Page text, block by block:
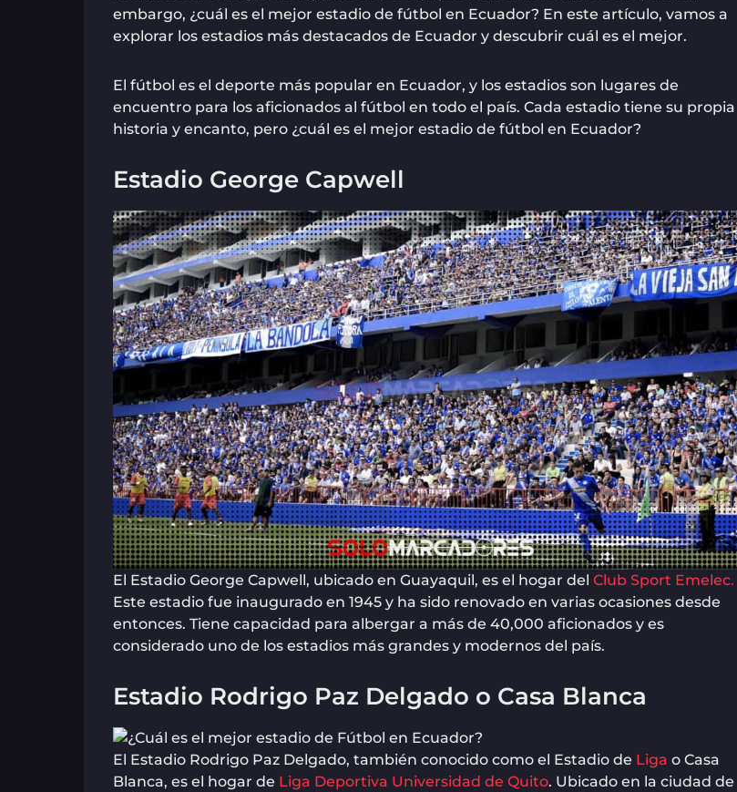
embargo, ¿cuál es el mejor estadio de fútbol en Ecuador? En este artículo, vamos a
explorar los estadios más destacados de Ecuador y descubrir cuál es el mejor.
El fútbol es el deporte más popular en Ecuador, y los estadios son lugares de
encuentro para los aficionados al fútbol en todo el país. Cada estadio tiene su propia
historia y encanto, pero ¿cuál es el mejor estadio de fútbol en Ecuador?
Estadio George Capwell
El Estadio George Capwell, ubicado en Guayaquil, es el hogar del Club Sport Emelec.
Este estadio fue inaugurado en 1945 y ha sido renovado en varias ocasiones desde
entonces. Tiene capacidad para albergar a más de 40,000 aficionados y es
considerado uno de los estadios más grandes y modernos del país.
Estadio Rodrigo Paz Delgado o Casa Blanca
El Estadio Rodrigo Paz Delgado, también conocido como el Estadio de Liga o Casa
Blanca, es el hogar de Liga Deportiva Universidad de Quito. Ubicado en la ciudad de